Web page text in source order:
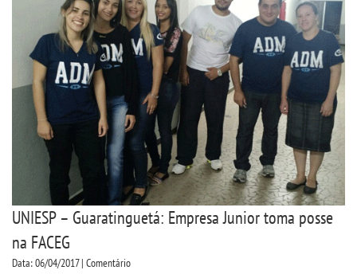
UNIESP – Guaratinguetá: Empresa Junior toma posse
na FACEG
Data: 06/04/2017 | Comentário